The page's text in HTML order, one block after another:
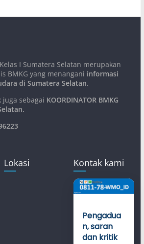
e ai
I Sumatera Selatan merupakan
BMKG yang menangani informasi
di Sumatera Selatan.
sebagai KOORDINATOR BMKG
.
Lokasi Kontak kami
Pengadua
n, saran
dan kritik